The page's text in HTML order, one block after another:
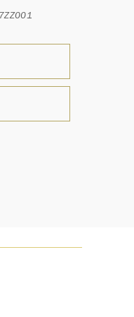
斯頓的每
：每個寶
嵌方式，